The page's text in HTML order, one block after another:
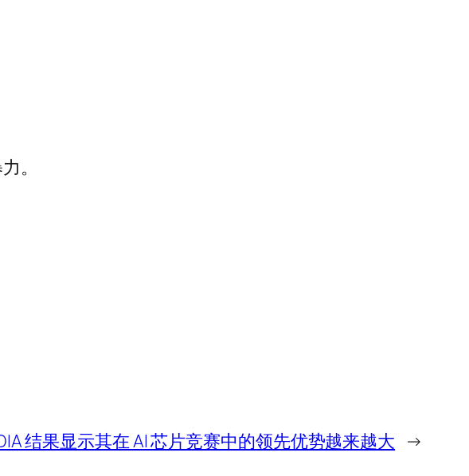
。
结果显示其在 AI 芯片竞赛中的领先优势越来越大 →